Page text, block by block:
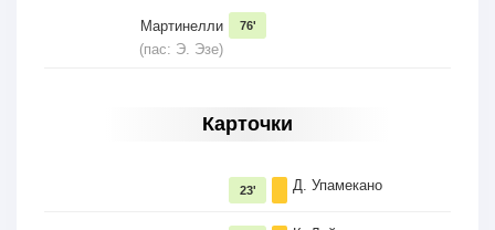
Мартинелли
(пас: Э. Эзе)
76'
Карточки
Д. Упамекано
23'